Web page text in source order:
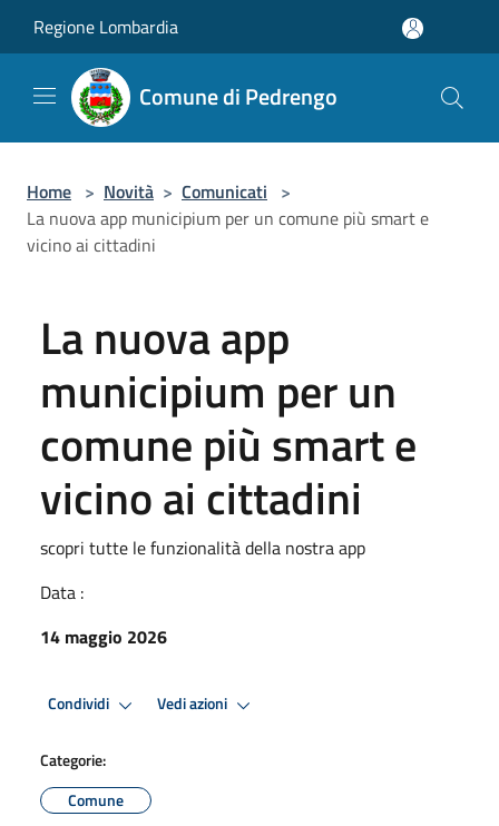
Regione Lombardia
Comune di Pedrengo
Home > Novità > Comunicati >
La nuova app municipium per un comune più smart e
vicino ai cittadini
La nuova app
municipium per un
comune più smart e
vicino ai cittadini
scopri tutte le funzionalità della nostra app
Data :
14 maggio 2026
Condividi Vedi azioni
Categorie:
Comune